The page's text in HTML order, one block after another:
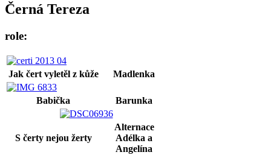
Černá Tereza
role:
Jak čert vyletěl z kůže Madlenka
Babička Barunka
S čerty nejou žerty
Alternace
Adélka a
Angelína